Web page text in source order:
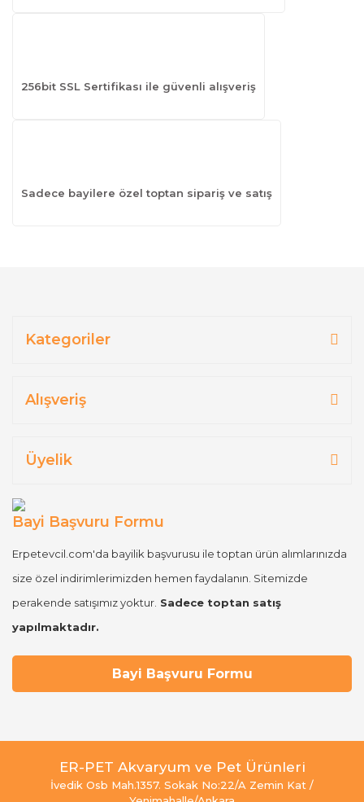
256bit SSL Sertifikası ile güvenli alışveriş
Sadece bayilere özel toptan sipariş ve satış
Kategoriler
Alışveriş
Üyelik
Bayi Başvuru Formu
Erpetevcil.com'da bayilik başvurusu ile toptan ürün alımlarınızda
size özel indirimlerimizden hemen faydalanın. Sitemizde
perakende satışımız yoktur. Sadece toptan satış
yapılmaktadır.
Bayi Başvuru Formu
ER-PET Akvaryum ve Pet Ürünleri
İvedik Osb Mah.1357. Sokak No:22/A Zemin Kat /